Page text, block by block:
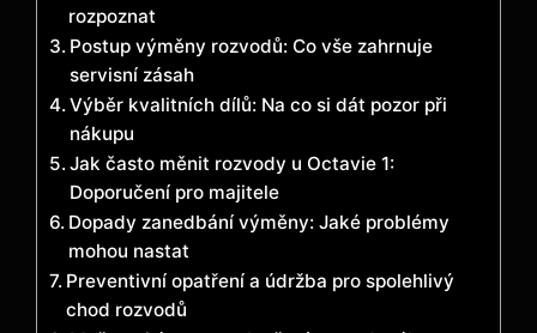
rozpoznat
Postup výměny rozvodů: Co vše zahrnuje
servisní zásah
Výběr kvalitních dílů: Na co si dát pozor při
nákupu
Jak často měnit rozvody u Octavie 1:
Doporučení pro majitele
Dopady zanedbání výměny: Jaké problémy
mohou nastat
Preventivní opatření a údržba pro spolehlivý
chod rozvodů